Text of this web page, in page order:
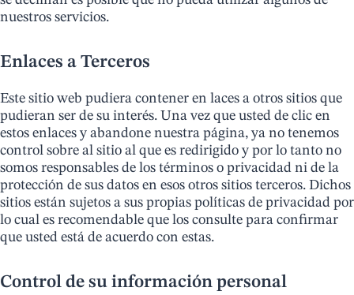
nuestros servicios.
Enlaces a Terceros
Este sitio web pudiera contener en laces a otros sitios que
pudieran ser de su interés. Una vez que usted de clic en
estos enlaces y abandone nuestra página, ya no tenemos
control sobre al sitio al que es redirigido y por lo tanto no
somos responsables de los términos o privacidad ni de la
protección de sus datos en esos otros sitios terceros. Dichos
sitios están sujetos a sus propias políticas de privacidad por
lo cual es recomendable que los consulte para confirmar
que usted está de acuerdo con estas.
Control de su información personal